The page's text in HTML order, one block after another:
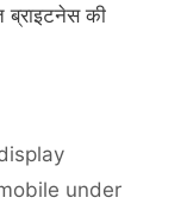
ब्राइटनेस की
under